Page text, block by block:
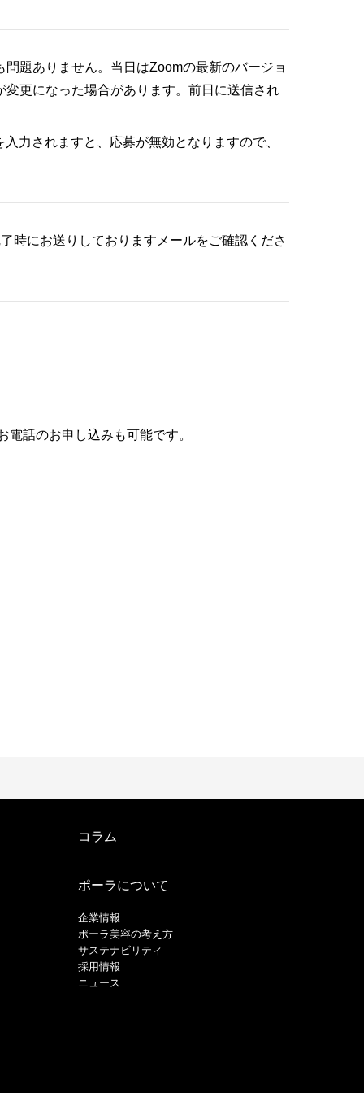
題ありません。当日はZoomの最新のバージョ
更になった場合があります。前日に送信され
力されますと、応募が無効となりますので、
時にお送りしておりますメールをご確認くださ
話のお申し込みも可能です。
コラム
ポーラについて
企業情報
ポーラ美容の考え方
サステナビリティ
採用情報
ニュース